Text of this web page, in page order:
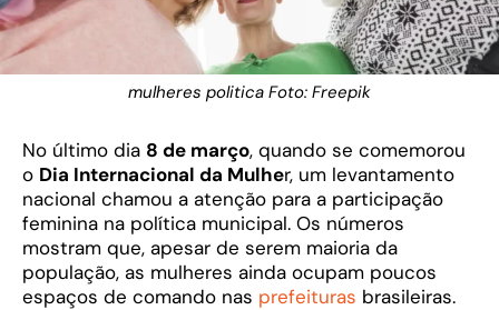
mulheres politica Foto: Freepik
No último dia 8 de março, quando se comemorou
o Dia Internacional da Mulher, um levantamento
nacional chamou a atenção para a participação
feminina na política municipal. Os números
mostram que, apesar de serem maioria da
população, as mulheres ainda ocupam poucos
espaços de comando nas prefeituras brasileiras.